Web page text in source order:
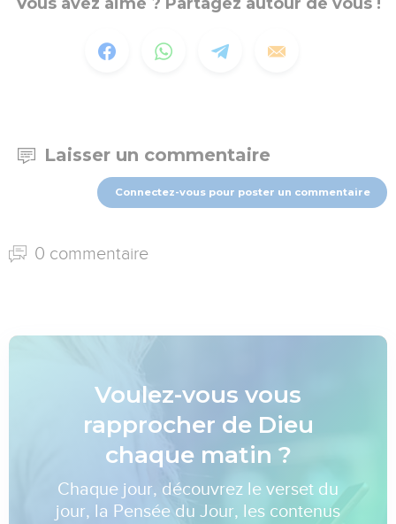
Laisser un commentaire
Connectez-vous pour poster un commentaire
0 commentaire
Voulez-vous vous
rapprocher de Dieu
chaque matin ?
Chaque jour, découvrez le verset du
jour, la Pensée du Jour, les contenus